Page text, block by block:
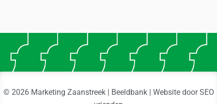
© 2026 Marketing Zaanstreek | Beeldbank | Website doorSEO